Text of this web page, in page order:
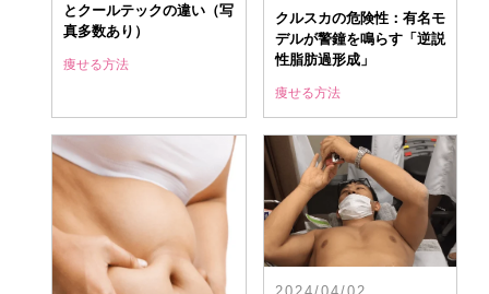
とクールテックの違い（写
真多数あり）
痩せる方法
クルスカの危険性：有名モ
デルが警鐘を鳴らす「逆説
性脂肪過形成」
痩せる方法